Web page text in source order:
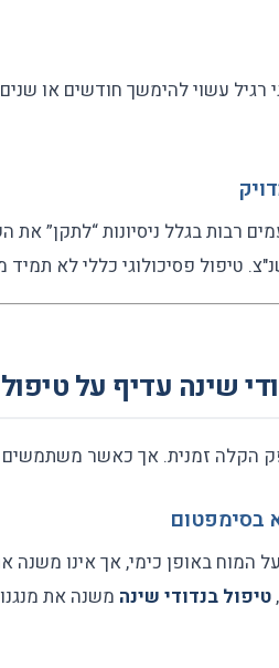
רגיל עשוי להימשך חודשים או
רבות בגלל ניסיונות “לתקן”
טיפול פסיכולוגי כללי לא
שינה עדיף על
הקלה זמנית. אך כאשר
המוח באופן כימי, אך אינו משנה
טיפול בנדודי שינה משנה את